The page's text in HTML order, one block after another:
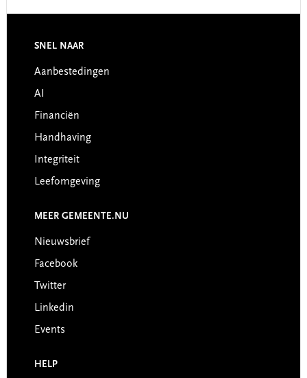
Footer
SNEL NAAR
Aanbestedingen
AI
Financiën
Handhaving
Integriteit
Leefomgeving
MEER GEMEENTE.NU
Nieuwsbrief
Facebook
Twitter
Linkedin
Events
HELP